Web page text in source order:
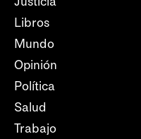
Libros
Mundo
Opinión
Política
Salud
Trabajo